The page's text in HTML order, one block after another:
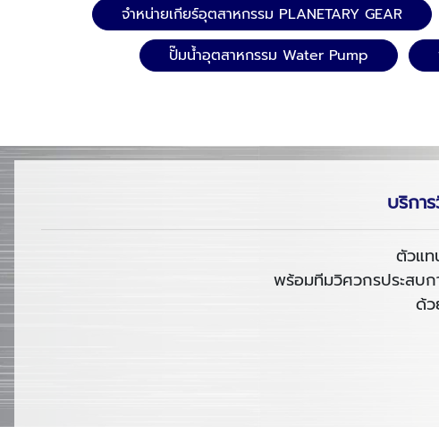
จำหน่ายเกียร์อุตสาหกรรม PLANETARY GEAR
ปั๊มน้ำอุตสาหกรรม Water Pump
บริกา
ตัวแท
พร้อมทีมวิศวกรประสบ
ด้